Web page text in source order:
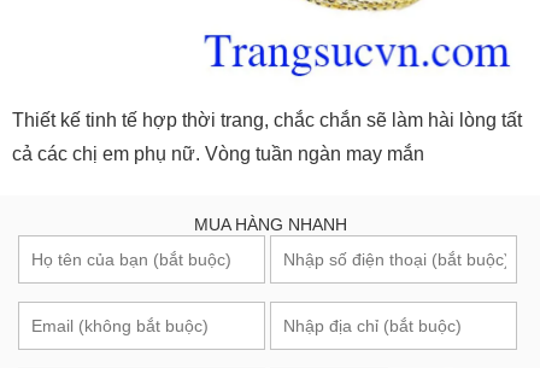
Thiết kế tinh tế hợp thời trang, chắc chắn sẽ làm hài lòng tất
cả các chị em phụ nữ. Vòng tuần ngàn may mắn
MUA HÀNG NHANH